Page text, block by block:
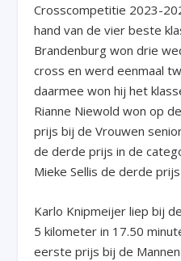
Crosscompetitie 2023-
hand van de vier beste
Brandenburg won drie
cross en werd eenmaal
daarmee won hij het
Rianne Niewold won op
prijs bij de Vrouwen
de derde prijs in de
Mieke Sellis de derde
Karlo Knipmeijer liep bij
5 kilometer in 17.50
eerste prijs bij de Mannen